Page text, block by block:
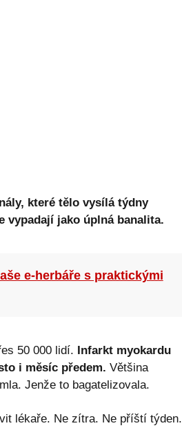
které tělo vysílá týdny
vypadají jako úplná banalita.
e-herbáře s praktickými
50 000 lidí. Infarkt myokardu
i měsíc předem. Většina
Jenže to bagatelizovala.
lékaře. Ne zítra. Ne příští týden.